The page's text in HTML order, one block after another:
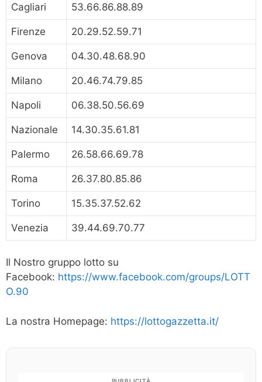
Cagliari 53.66.86.88.89
Firenze 20.29.52.59.71
Genova 04.30.48.68.90
Milano 20.46.74.79.85
Napoli 06.38.50.56.69
Nazionale 14.30.35.61.81
Palermo 26.58.66.69.78
Roma 26.37.80.85.86
Torino 15.35.37.52.62
Venezia 39.44.69.70.77
Il Nostro gruppo lotto su
Facebook: https://www.facebook.com/groups/LOTT
O.90
La nostra Homepage: https://lottogazzetta.it/